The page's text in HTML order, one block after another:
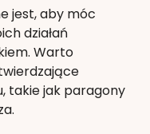
jest, aby móc
działań
Warto
takie jak paragony